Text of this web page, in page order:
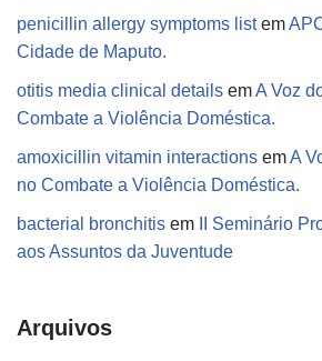
penicillin allergy symptoms listem
Cidade de Maputo.
otitis media clinical details emA Voz
Combate a Violência Doméstica.
amoxicillin vitamin interactions emA
no Combate a Violência Doméstica.
bacterial bronchitis em
II Seminário
aos Assuntos da Juventude
Arquivos